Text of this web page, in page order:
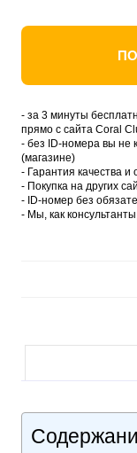
- за 3 минуты
прямо с сайта Coral
- без ID-номера вы не
(магазине)
- Гарантия качества и
- Покупка на других
- ID-номер без
- Мы, как